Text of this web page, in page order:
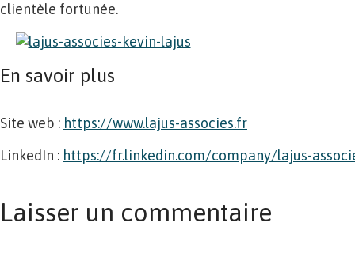
clientèle fortunée.
En savoir plus
Site web : https://www.lajus-associes.fr
LinkedIn : https://fr.linkedin.com/company/lajus-
Laisser un commentaire